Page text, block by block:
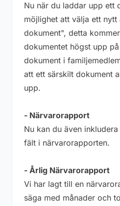
Nu när du laddar upp ett
möjlighet att välja ett nytt
dokument", detta
dokumentet högst upp
dokument i
att ett särskilt dokument
upp.
- Närvarorapport
Nu kan du även
fält i närvarorapporten.
- Årlig Närvarorapport
Vi har lagt till en
säga med månader och